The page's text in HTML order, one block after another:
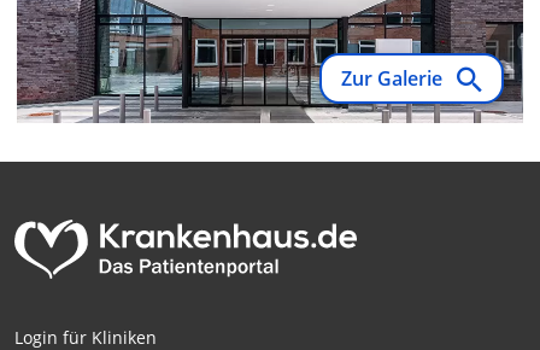
Zur Galerie
Login für Kliniken
Verwendung von Profilen zur Auswahl
personalisierter Werbung
Erstellung von Profilen zur Personalisierung
Messung der Werbeleistung